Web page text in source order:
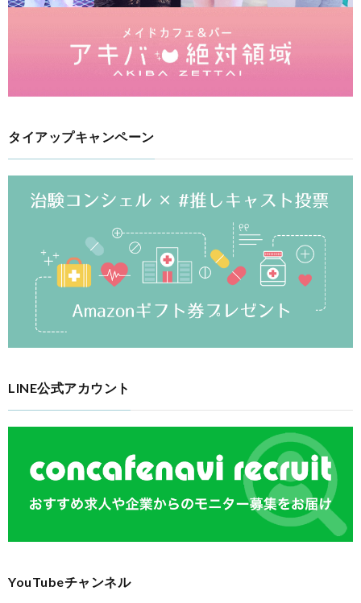
タイアップキャンペーン
LINE公式アカウント
YouTubeチャンネル